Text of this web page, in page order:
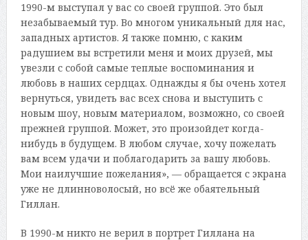
1990-м выступал у вас со своей группой. Это был
незабываемый тур. Во многом уникальный для нас,
западных артистов. Я также помню, с каким
радушием вы встретили меня и моих друзей, мы
увезли с собой самые теплые воспоминания и
любовь в наших сердцах. Однажды я бы очень хотел
вернуться, увидеть вас всех снова и выступить с
новым шоу, новым материалом, возможно, со своей
прежней группой. Может, это произойдет когда-
нибудь в будущем. В любом случае, хочу пожелать
вам всем удачи и поблагодарить за вашу любовь.
Мои наилучшие пожелания», — обращается с экрана
уже не длинноволосый, но всё же обаятельный
Гиллан.
В 1990-м никто не верил в портрет Гиллана на